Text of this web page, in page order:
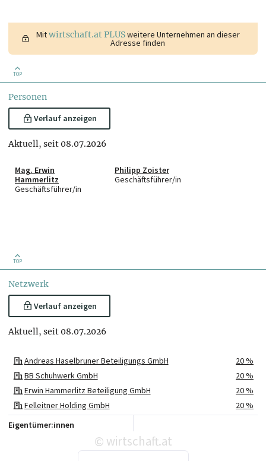
Mitwirtschaft.at PLUSweitere Unternehmen an dieser
Adresse finden
TOP
Personen
Verlauf anzeigen
Aktuell, seit 08.07.2026
Mag. Erwin
Hammerlitz
Geschäftsführer/in
Philipp Zoister
Geschäftsführer/in
TOP
Netzwerk
Verlauf anzeigen
Aktuell, seit 08.07.2026
Andreas Haselbruner Beteiligungs GmbH
20 %
BB Schuhwerk GmbH
20 %
Erwin Hammerlitz Beteiligung GmbH
20 %
Felleitner Holding GmbH
20 %
PZ Beteiligung GmbH
Eigentümer:innen
© wirtschaft.at